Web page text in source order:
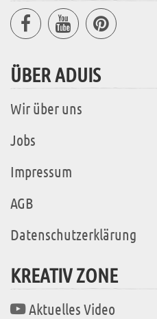
ÜBER ADUIS
Wir über uns
Jobs
Impressum
AGB
Datenschutzerklärung
KREATIV ZONE
Aktuelles Video